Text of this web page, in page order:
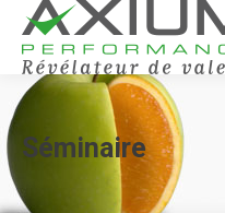
Séminaire